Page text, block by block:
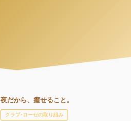
夜だから、癒せること。
クラブ･ローゼの取り組み